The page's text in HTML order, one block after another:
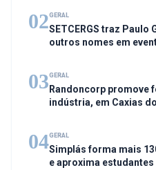
02GERAL
SETCERGS traz Paulo
outros nomes em
03GERAL
Randoncorp promove
indústria, em Caxias do
04GERAL
Simplás forma mais
e aproxima